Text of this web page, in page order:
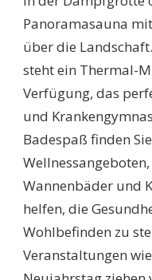
Panoramasauna
über die
steht ein Thermal-
Verfügung, das
und
Badespaß finden
Wannenbäder und
helfen, die
Wohlbefinden zu
Veranstaltungen